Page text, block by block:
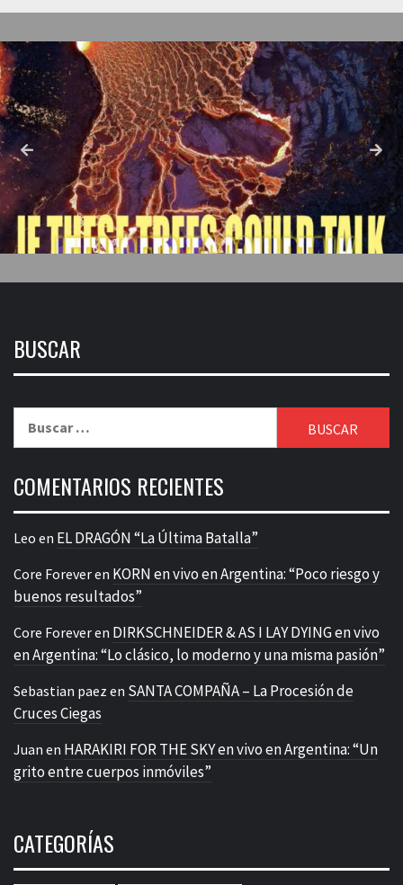
BUSCAR
COMENTARIOS RECIENTES
Leo en EL DRAGÓN “La Última Batalla”
Core Foreveren KORN en vivo en Argentina: “Poco riesgo y
buenos resultados”
Core Foreveren DIRKSCHNEIDER & AS I LAY DYING en vivo
en Argentina: “Lo clásico, lo moderno y una misma pasión”
Sebastian paez en SANTA COMPAÑA – La Procesión de
Cruces Ciegas
Juan en HARAKIRI FOR THE SKY en vivo en Argentina: “Un
grito entre cuerpos inmóviles”
CATEGORÍAS